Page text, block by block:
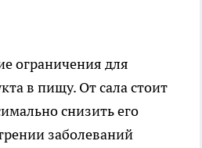
ограничения для
в пищу. От сала стоит
снизить его
заболеваний